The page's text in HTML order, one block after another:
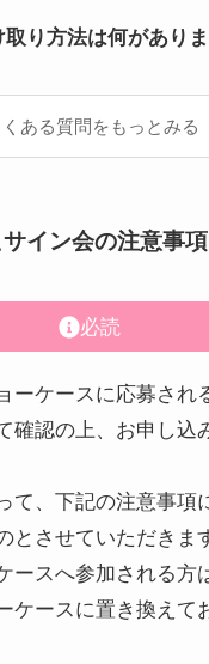
取り方法は何があり
くある質問をもっとみる
サイン会の注意事項
必読
ーケースに応募され
確認の上、お申し込
て、下記の注意事項
とさせていただきま
ースへ参加される方
ケースに置き換えて